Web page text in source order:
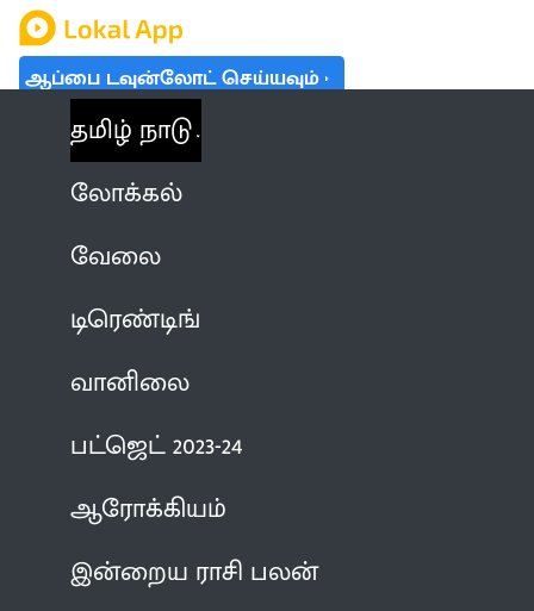
ஆப்பை டவுன்லோட் செய்யவும்
தமிழ் நாடு
லோக்கல்
வேலை
டிரெண்டிங்
வானிலை
பட்ஜெட் 2023-24
ஆரோக்கியம்
இன்றைய ராசி பலன்